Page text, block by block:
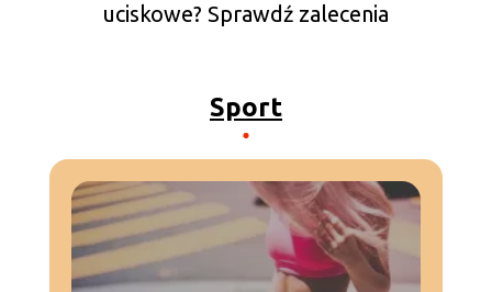
uciskowe? Sprawdź zalecenia
Sport